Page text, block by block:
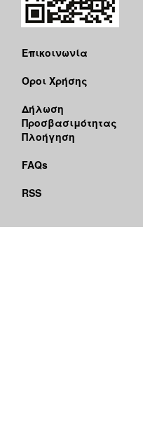
Επικοινωνία
Όροι Χρήσης
Δήλωση
Προσβασιμότητας
Πλοήγηση
FAQs
RSS